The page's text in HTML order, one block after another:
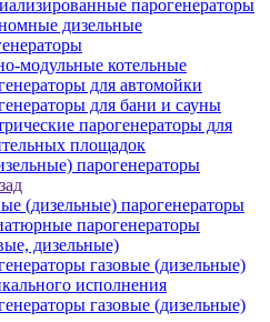
парогенераторы
дизельные
модульные котельные
для автомойки
для бани и сауны
парогенераторы для
площадок
парогенераторы
(дизельные) парогенераторы
парогенераторы
дизельные)
газовые (дизельные)
исполнения
газовые (дизельные)